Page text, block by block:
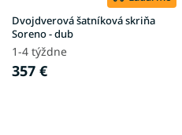
u
k
t
o
Dvojdverová šatníková skriňa
Soreno - dub
1-4 týždne
357 €